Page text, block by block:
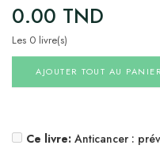
0.00 TND
Les 0 livre(s)
AJOUTER TOUT AU PANIER
Ce livre: Anticancer :